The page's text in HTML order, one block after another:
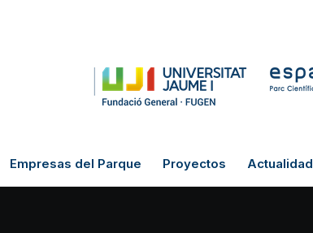
Empresas del Parque Proyectos Actualidad